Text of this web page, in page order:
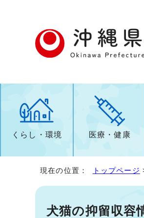
くらし・環境 医療・健康
現在の位置： トップページ
犬猫の抑留収容